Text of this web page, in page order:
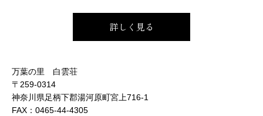
詳しく見る
万葉の里 白雲荘
〒259-0314
神奈川県足柄下郡湯河原町宮上716-1
FAX： 0465-44-4305